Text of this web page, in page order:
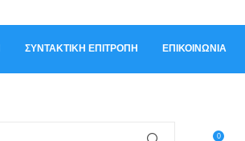
ΣΥΝΤΑΚΤΙΚΉ ΕΠΙΤΡΟΠΉ ΕΠΙΚΟΙΝΩΝΊΑ
0